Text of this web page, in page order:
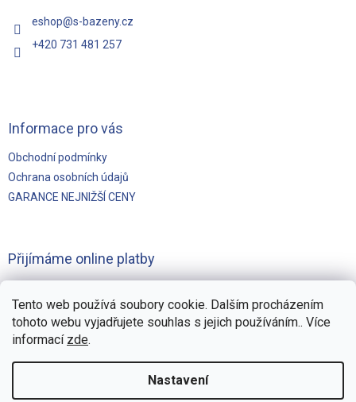
Tento web používá soubory cookie. Dalším procházením
tohoto webu vyjadřujete souhlas s jejich používáním.. Více
informací zde.
Nastavení
eshop@s-bazeny.cz
+420 731 481 257
Informace pro vás
Obchodní podmínky
Ochrana osobních údajů
GARANCE NEJNIŽŠÍ CENY
Přijímáme online platby